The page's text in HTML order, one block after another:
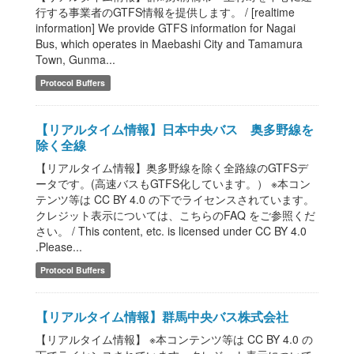
行する事業者のGTFS情報を提供します。 / [realtime
information] We provide GTFS information for Nagai
Bus, which operates in Maebashi City and Tamamura
Town, Gunma...
Protocol Buffers
【リアルタイム情報】日本中央バス 奥多野線を
除く全線
【リアルタイム情報】奥多野線を除く全路線のGTFSデ
ータです。(高速バスもGTFS化しています。） ※本コン
テンツ等は CC BY 4.0 の下でライセンスされています。
クレジット表示については、こちらのFAQ をご参照くだ
さい。 / This content, etc. is licensed under CC BY 4.0
.Please...
Protocol Buffers
【リアルタイム情報】群馬中央バス株式会社
【リアルタイム情報】 ※本コンテンツ等は CC BY 4.0 の